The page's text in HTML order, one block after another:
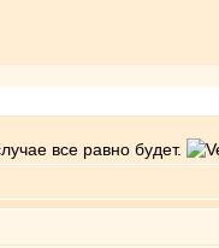
все равно будет.